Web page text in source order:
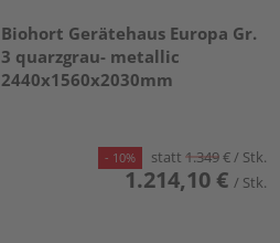
Biohort Gerätehaus Europa Gr.
3 quarzgrau- metallic
2440x1560x2030mm
- 10% statt 1.349€/ Stk.
1.214,10 € / Stk.